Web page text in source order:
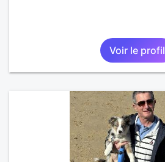
Voir le profil